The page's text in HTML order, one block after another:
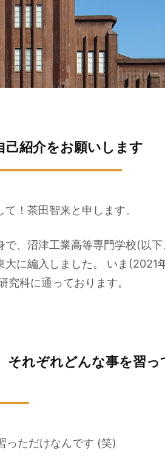
己紹介をお願いします
て！茶田智来と申します。
で、沼津工業高等専門学校(以
大に編入しました。 いま(2021
究科に通っております。
それぞれどんな事を習
っただけなんです (笑)